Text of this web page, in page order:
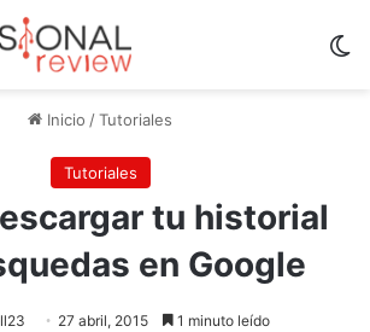
Inicio /Tutoriales
Tutoriales
tu historial
en Google
27 abril, 2015 1 minuto leído